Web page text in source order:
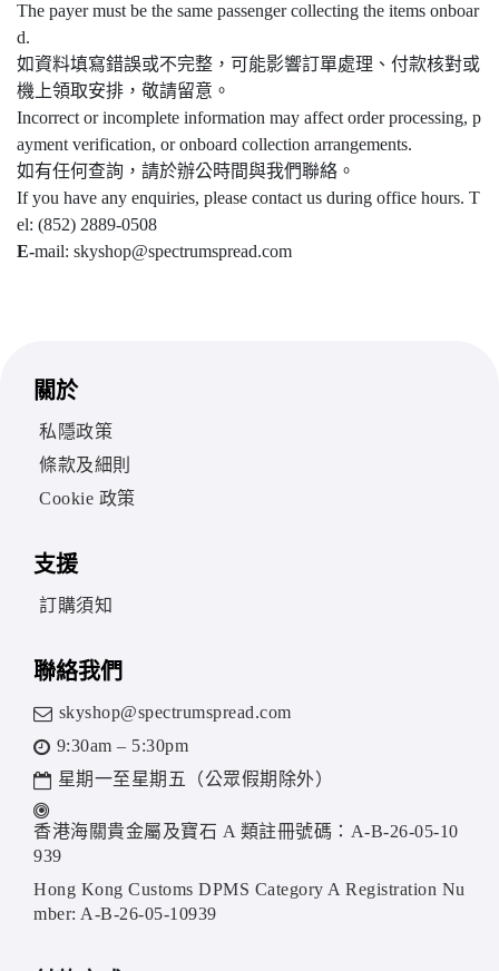
The payer must be the same passenger collecting the items onboar
d.
如資料填寫錯誤或不完整，可能影響訂單處理、付款核對或
機上領取安排，敬請留意。
Incorrect or incomplete information may affect order processing, p
ayment verification, or onboard collection arrangements.
如有任何查詢，請於辦公時間與我們聯絡。
If you have any enquiries, please contact us during office hours. T
el: (852) 2889-0508
E-mail: skyshop@spectrumspread.com
關於
私隱政策
條款及細則
Cookie 政策
支援
訂購須知
聯絡我們
skyshop@spectrumspread.com
9:30am – 5:30pm
星期一至星期五（公眾假期除外）
香港海關貴金屬及寶石 A 類註冊號碼：A-B-26-05-10
939
Hong Kong Customs DPMS Category A Registration Nu
mber: A-B-26-05-10939